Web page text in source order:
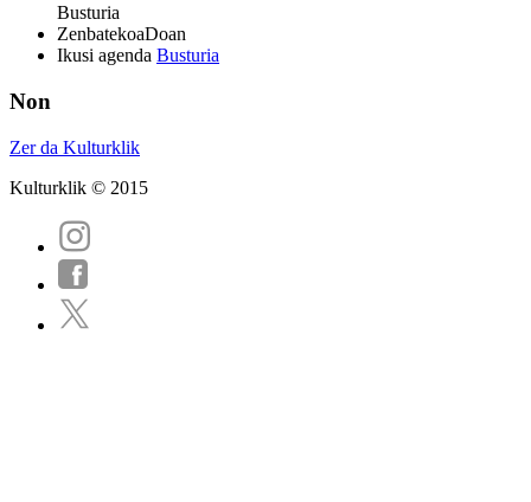
Busturia
ZenbatekoaDoan
Ikusi agenda Busturia
Non
Zer da Kulturklik
Kulturklik © 2015